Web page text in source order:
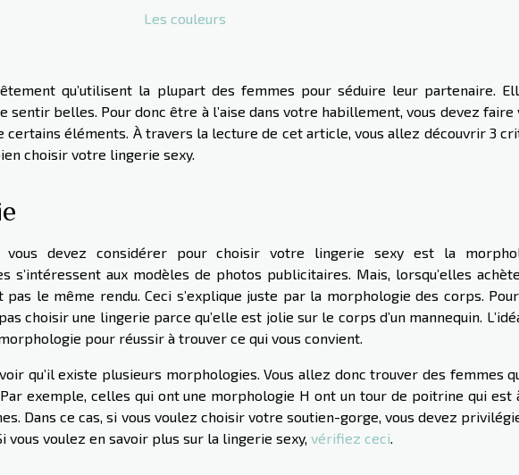
Les couleurs
qu’utilisent la plupart des femmes pour séduire leur partenaire.
sentir belles. Pour donc être à l’aise dans votre habillement, vous devez faire
certains éléments. À travers la lecture de cet article, vous allez découvrir 3
choisir votre lingerie sexy.
devez considérer pour choisir votre lingerie sexy est la
s’intéressent aux modèles de photos publicitaires. Mais, lorsqu’elles
pas le même rendu. Ceci s’explique juste par la morphologie des corps.
choisir une lingerie parce qu’elle est jolie sur le corps d’un mannequin.
pour réussir à trouver ce qui vous convient.
qu’il existe plusieurs morphologies. Vous allez donc trouver des femmes
Par exemple, celles qui ont une morphologie H ont un tour de poitrine qui est
Dans ce cas, si vous voulez choisir votre soutien-gorge, vous devez
vous voulez en savoir plus sur la lingerie sexy, vérifiez ceci.